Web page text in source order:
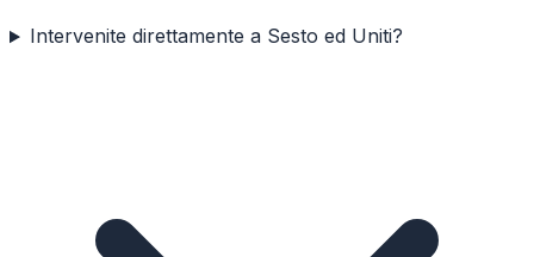
Intervenite direttamente a Sesto ed Uniti?